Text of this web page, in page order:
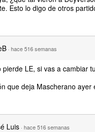
Esto lo digo de otros
· hace 516 semanas
pierde LE, si vas a cambiar
que deja Mascherano
Luis · hace 516 semanas